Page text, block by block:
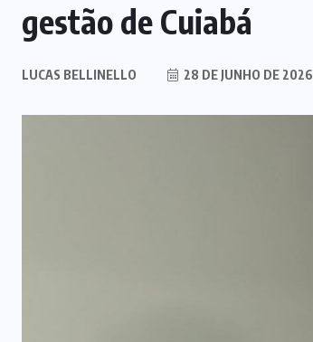
gestão de Cuiabá
LUCAS BELLINELLO 28 DE JUNHO DE 2026